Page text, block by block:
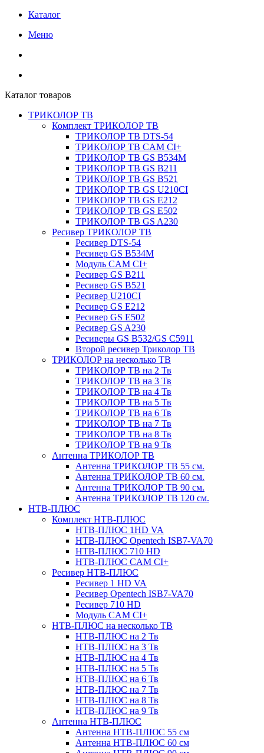
Каталог
Меню
Каталог товаров
ТРИКОЛОР ТВ
Комплект ТРИКОЛОР ТВ
ТРИКОЛОР ТВ DTS-54
ТРИКОЛОР ТВ CAM CI+
ТРИКОЛОР ТВ GS B534M
ТРИКОЛОР ТВ GS B211
ТРИКОЛОР ТВ GS B521
ТРИКОЛОР ТВ GS U210CI
ТРИКОЛОР ТВ GS E212
ТРИКОЛОР ТВ GS E502
ТРИКОЛОР ТВ GS A230
Ресивер ТРИКОЛОР ТВ
Ресивер DTS-54
Ресивер GS B534M
Модуль CAM CI+
Ресивер GS B211
Ресивер GS B521
Ресивер U210CI
Ресивер GS E212
Ресивер GS E502
Ресивер GS A230
Ресиверы GS B532/GS C5911
Второй ресивер Триколор ТВ
ТРИКОЛОР на несколько ТВ
ТРИКОЛОР ТВ на 2 Тв
ТРИКОЛОР ТВ на 3 Тв
ТРИКОЛОР ТВ на 4 Тв
ТРИКОЛОР ТВ на 5 Тв
ТРИКОЛОР ТВ на 6 Тв
ТРИКОЛОР ТВ на 7 Тв
ТРИКОЛОР ТВ на 8 Тв
ТРИКОЛОР ТВ на 9 Тв
Антенна ТРИКОЛОР ТВ
Антенна ТРИКОЛОР ТВ 55 см.
Антенна ТРИКОЛОР ТВ 60 см.
Антенна ТРИКОЛОР ТВ 90 см.
Антенна ТРИКОЛОР ТВ 120 см.
НТВ-ПЛЮС
Комплект НТВ-ПЛЮС
НТВ-ПЛЮС 1HD VA
НТВ-ПЛЮС Opentech ISB7-VA70
НТВ-ПЛЮС 710 HD
НТВ-ПЛЮС CAM CI+
Ресивер НТВ-ПЛЮС
Ресивер 1 HD VA
Ресивер Opentech ISB7-VA70
Ресивер 710 HD
Модуль CAM CI+
НТВ-ПЛЮС на несколько ТВ
НТВ-ПЛЮС на 2 Тв
НТВ-ПЛЮС на 3 Тв
НТВ-ПЛЮС на 4 Тв
НТВ-ПЛЮС на 5 Тв
НТВ-ПЛЮС на 6 Тв
НТВ-ПЛЮС на 7 Тв
НТВ-ПЛЮС на 8 Тв
НТВ-ПЛЮС на 9 Тв
Антенна НТВ-ПЛЮС
Антенна НТВ-ПЛЮС 55 см
Антенна НТВ-ПЛЮС 60 см